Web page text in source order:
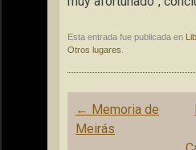
Esta entrada fue publicada en
Otros lugares.
Navegación
de
← Memoria de
Meirás